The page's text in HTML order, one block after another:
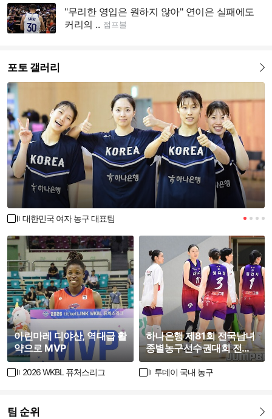
"무리한 영입은 원하지 않아" 연이은 실패에도
커리의 .. 점프볼
포토 갤러리
대한민국 여자 농구 대표팀
아린마레 디야산, 역대급 활
약으로 MVP
2026 WKBL 퓨처스리그
하나은행 제81회 전국남녀
종별농구선수권대회 전남
농구협회와 서대문구청 경
기 화보
투데이 국내 농구
팀 순위